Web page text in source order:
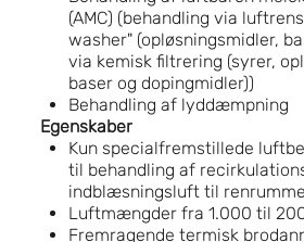
(AMC) (behandling via
washer" (opløsningsmidler,
via kemisk filtrering (syrer,
baser og dopingmidler))
Behandling af lyddæmpning
Egenskaber
Kun specialfremstillede
til behandling af
indblæsningsluft til
Luftmængder fra 1.000 til
Fremragende termisk